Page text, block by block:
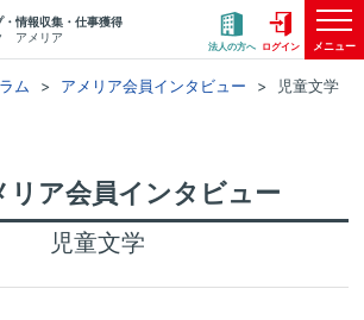
情報収集・仕事獲得
アメリア
法人の方へ ログイン メニュー
ム アメリア会員インタビュー 児童文学
リア会員インタビュー
児童文学